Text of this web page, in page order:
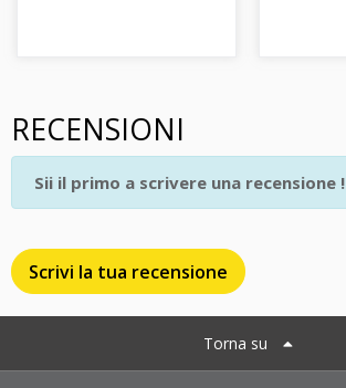
RECENSIONI
Scrivi la tua recensione
Sii il primo a scrivere una recensione !
Torna su